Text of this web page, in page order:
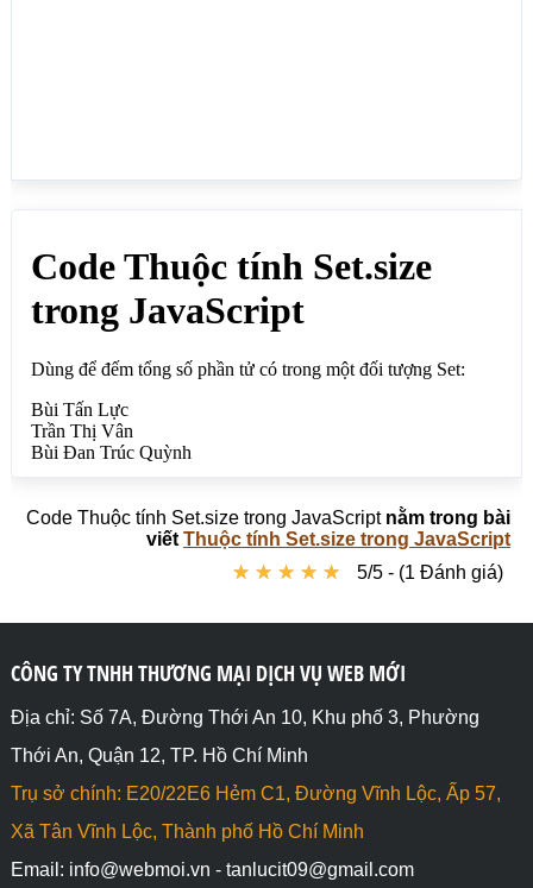
Code Thuộc tính Set.size trong JavaScript nằm trong bài
viết Thuộc tính Set.size trong JavaScript
★ ★ ★ ★ ★
★ ★ ★ ★ ★ 5/5 - (1 Đánh giá)
CÔNG TY TNHH THƯƠNG MẠI DỊCH VỤ WEB MỚI
Địa chỉ: Số 7A, Đường Thới An 10, Khu phố 3, Phường
Thới An, Quận 12, TP. Hồ Chí Minh
Trụ sở chính: E20/22E6 Hẻm C1, Đường Vĩnh Lộc, Ấp 57,
Xã Tân Vĩnh Lộc, Thành phố Hồ Chí Minh
Email: info@webmoi.vn - tanlucit09@gmail.com